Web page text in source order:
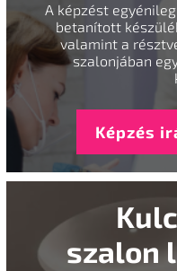
A képzést
betanított
valamint a
szalonjában
Képzés
szalon